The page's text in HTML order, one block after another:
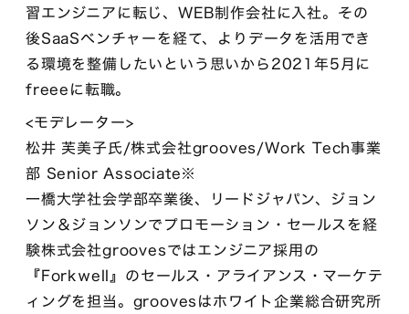
習エンジニアに転じ、WEB制作会社に入社。その
後SaaSベンチャーを経て、よりデータを活用でき
る環境を整備したいという思いから2021年5月に
freeeに転職。
<モデレーター>
松井 芙美子氏/株式会社grooves/Work Tech事業
部 Senior Associate※
一橋大学社会学部卒業後、リードジャパン、ジョン
ソン＆ジョンソンでプロモーション・セールスを経
験株式会社groovesではエンジニア採用の
『Forkwell』のセールス・アライアンス・マーケテ
ィングを担当。groovesはホワイト企業総合研究所